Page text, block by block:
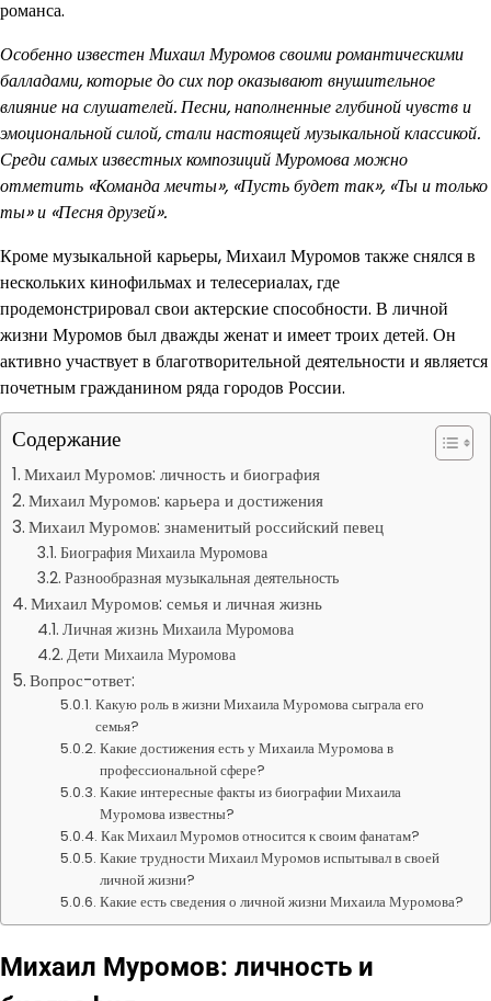
романса.
Особенно известен Михаил Муромов своими романтическими
балладами, которые до сих пор оказывают внушительное
влияние на слушателей. Песни, наполненные глубиной чувств и
эмоциональной силой, стали настоящей музыкальной классикой.
Среди самых известных композиций Муромова можно
отметить «Команда мечты», «Пусть будет так», «Ты и только
ты» и «Песня друзей».
Кроме музыкальной карьеры, Михаил Муромов также снялся в
нескольких кинофильмах и телесериалах, где
продемонстрировал свои актерские способности. В личной
жизни Муромов был дважды женат и имеет троих детей. Он
активно участвует в благотворительной деятельности и является
почетным гражданином ряда городов России.
Содержание
Михаил Муромов: личность и биография
Михаил Муромов: карьера и достижения
Михаил Муромов: знаменитый российский певец
Биография Михаила Муромова
Разнообразная музыкальная деятельность
Михаил Муромов: семья и личная жизнь
Личная жизнь Михаила Муромова
Дети Михаила Муромова
Вопрос-ответ:
Какую роль в жизни Михаила Муромова сыграла его
семья?
Какие достижения есть у Михаила Муромова в
профессиональной сфере?
Какие интересные факты из биографии Михаила
Муромова известны?
Как Михаил Муромов относится к своим фанатам?
Какие трудности Михаил Муромов испытывал в своей
личной жизни?
Какие есть сведения о личной жизни Михаила Муромова?
Михаил Муромов: личность и